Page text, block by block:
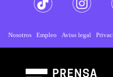
Nosotros Empleo Aviso legal